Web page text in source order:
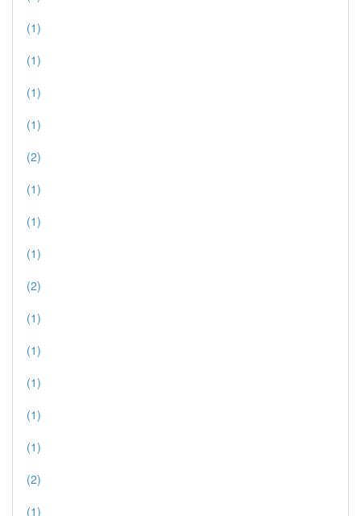
(1)
(1)
(1)
(1)
(2)
(1)
(1)
(1)
(2)
(1)
(1)
(1)
(1)
(1)
(2)
(1)